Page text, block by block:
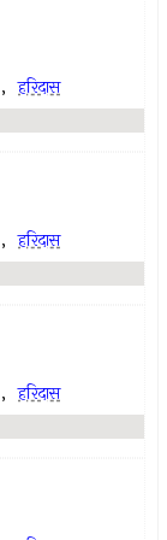
, हरिदास
, हरिदास
, हरिदास